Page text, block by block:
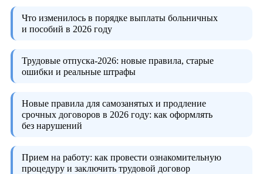
Что изменилось в порядке выплаты больничных
и пособий в 2026 году
Трудовые отпуска-2026: новые правила, старые
ошибки и реальные штрафы
Новые правила для самозанятых и продление
срочных договоров в 2026 году: как оформлять
без нарушений
Прием на работу: как провести ознакомительную
процедуру и заключить трудовой договор